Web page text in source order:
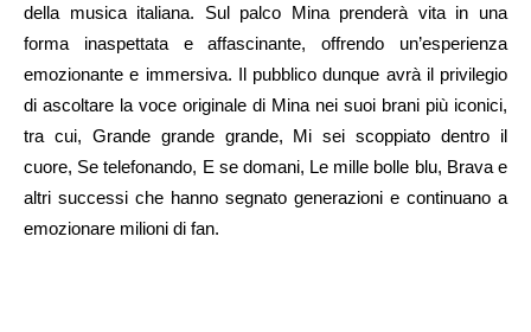
della musica italiana. Sul palco Mina prenderà vita in una
forma inaspettata e affascinante, offrendo un’esperienza
emozionante e immersiva. Il pubblico dunque avrà il privilegio
di ascoltare la voce originale di Mina nei suoi brani più iconici,
tra cui, Grande grande grande, Mi sei scoppiato dentro il
cuore, Se telefonando, E se domani, Le mille bolle blu, Brava e
altri successi che hanno segnato generazioni e continuano a
emozionare milioni di fan.